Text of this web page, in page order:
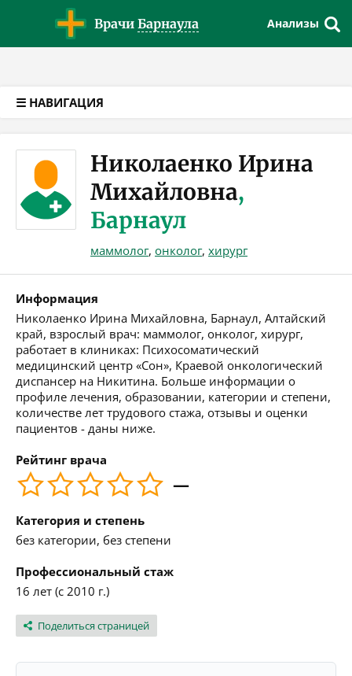
Врачи Барнаула Анализы
☰ НАВИГАЦИЯ
Николаенко Ирина
Михайловна,
Барнаул
маммолог, онколог, хирург
Информация
Николаенко Ирина Михайловна, Барнаул, Алтайский
край, взрослый врач: маммолог, онколог, хирург,
работает в клиниках: Психосоматический
медицинский центр «Сон», Краевой онкологический
диспансер на Никитина. Больше информации о
профиле лечения, образовании, категории и степени,
количестве лет трудового стажа, отзывы и оценки
пациентов - даны ниже.
Рейтинг врача
—
Категория и степень
без категории, без степени
Профессиональный стаж
16 лет (с 2010 г.)
Поделиться страницей